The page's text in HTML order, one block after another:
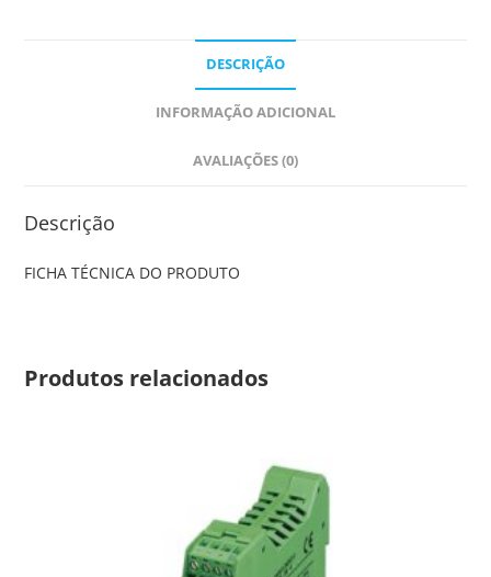
DESCRIÇÃO
INFORMAÇÃO ADICIONAL
AVALIAÇÕES (0)
Descrição
FICHA TÉCNICA DO PRODUTO
Produtos relacionados